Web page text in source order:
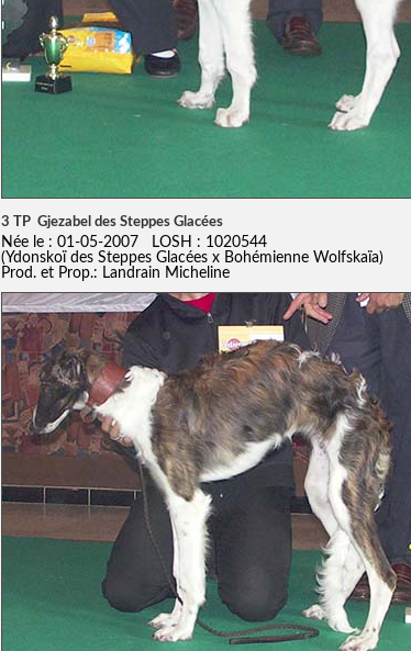
3 TP Gjezabel des Steppes Glacées
Née le : 01-05-2007 LOSH : 1020544
(Ydonskoï des Steppes Glacées x Bohémienne Wolfskaïa)
Prod. et Prop.: Landrain Micheline